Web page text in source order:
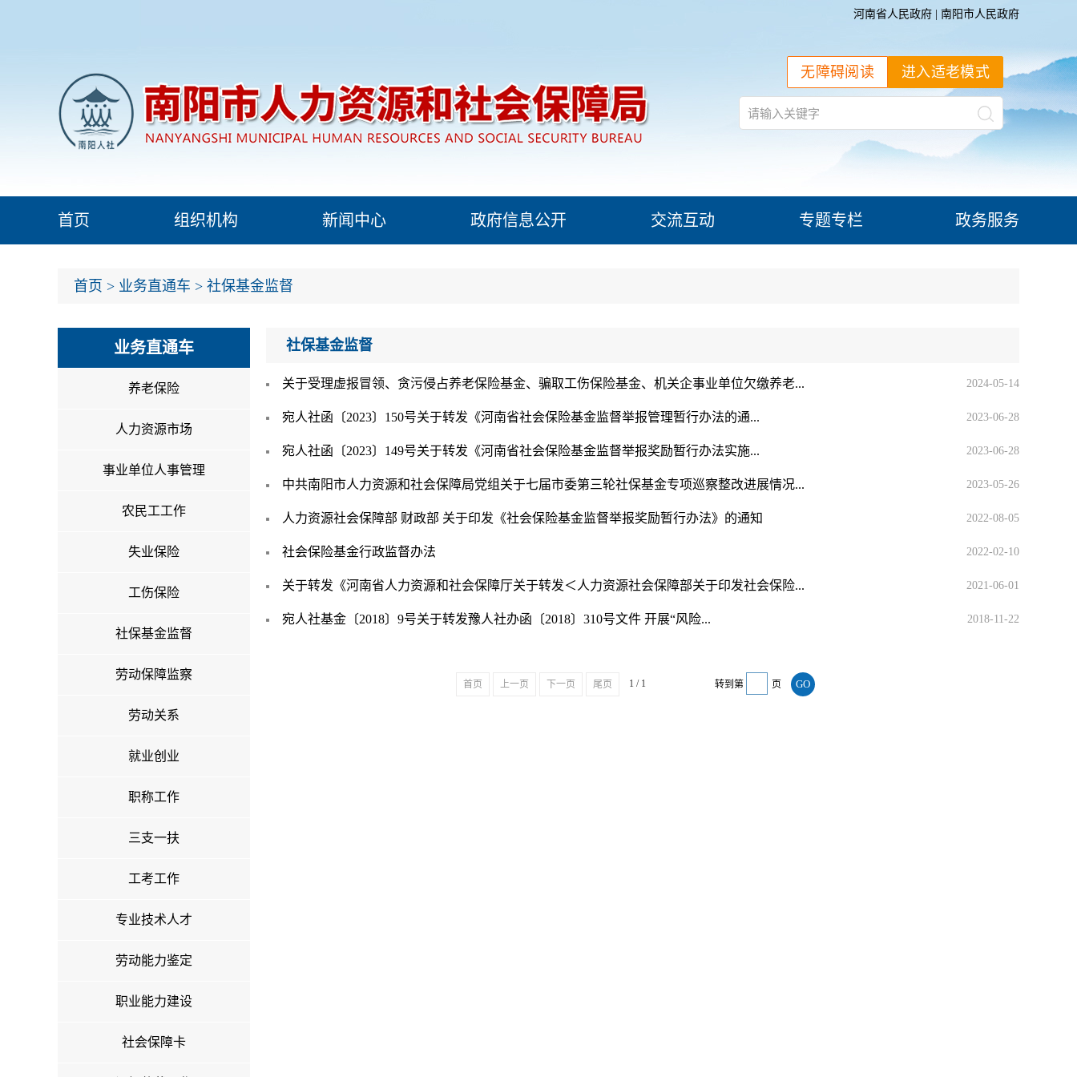
河南省人民政府 南阳市人民政府
进入适老模式
无障碍阅读
首页 组织机构 新闻中心 政府信息公开 交流互动 专题专栏 政务服务
首页 > 业务直通车 > 社保基金监督
业务直通车
养老保险
人力资源市场
事业单位人事管理
农民工工作
失业保险
工伤保险
社保基金监督
劳动保障监察
劳动关系
就业创业
职称工作
三支一扶
工考工作
专业技术人才
劳动能力鉴定
职业能力建设
社会保障卡
社保基金监督
2024-05-14
关于受理虚报冒领、贪污侵占养老保险基金、骗取工伤保险基金、机关企事业单位欠缴养老...
2023-06-28
宛人社函〔2023〕150号关于转发《河南省社会保险基金监督举报管理暂行办法的通...
2023-06-28
宛人社函〔2023〕149号关于转发《河南省社会保险基金监督举报奖励暂行办法实施...
2023-05-26
中共南阳市人力资源和社会保障局党组关于七届市委第三轮社保基金专项巡察整改进展情况...
2022-08-05
人力资源社会保障部 财政部 关于印发《社会保险基金监督举报奖励暂行办法》的通知
2022-02-10
社会保险基金行政监督办法
2021-06-01
关于转发《河南省人力资源和社会保障厅关于转发＜人力资源社会保障部关于印发社会保险...
2018-11-22
宛人社基金〔2018〕9号关于转发豫人社办函〔2018〕310号文件 开展“风险...
首页 上一页 下一页 尾页 1 / 1 转到第 页